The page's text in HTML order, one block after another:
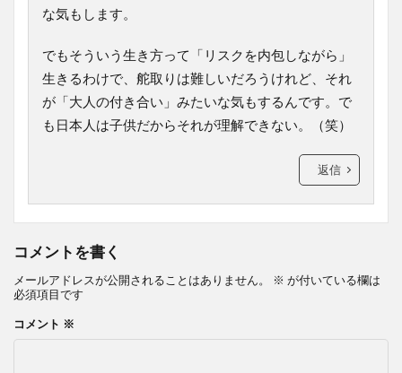
な気もします。
でもそういう生き方って「リスクを内包しながら」
生きるわけで、舵取りは難しいだろうけれど、それ
が「大人の付き合い」みたいな気もするんです。で
も日本人は子供だからそれが理解できない。（笑）
返信
コメントを書く
メールアドレスが公開されることはありません。 ※ が付いている欄は
必須項目です
コメント ※